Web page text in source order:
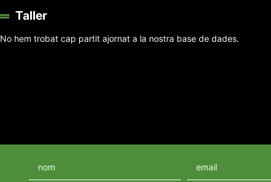
Taller
No hem trobat cap partit ajornat a la nostra base de dades.